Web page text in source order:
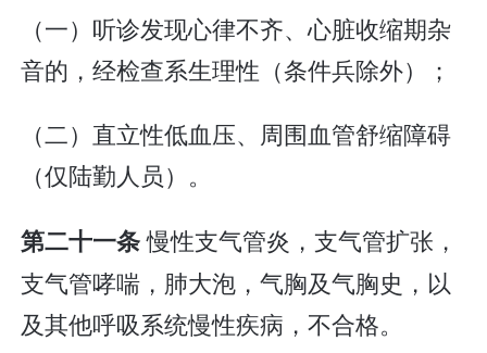
（一）听诊发现心律不齐、心脏收缩期杂
音的，经检查系生理性（条件兵除外）；
（二）直立性低血压、周围血管舒缩障碍
（仅陆勤人员）。
第二十一条慢性支气管炎，支气管扩张，
支气管哮喘，肺大泡，气胸及气胸史，以
及其他呼吸系统慢性疾病，不合格。